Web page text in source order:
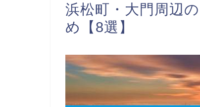
浜松町・大門周辺
め【8選】